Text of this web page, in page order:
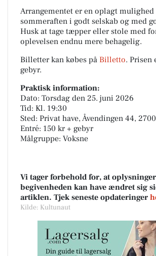
Arrangementet er en oplagt mulighed
sommeraften i godt selskab og med
Husk at tage tæpper eller stole med
oplevelsen endnu mere behagelig.
Billetter kan købes på Billetto. Prisen
gebyr.
Praktisk information:
Dato: Torsdag den 25. juni 2026
Tid: Kl. 19:30
Sted: Privat have, Åvendingen 44,
Entré: 150 kr + gebyr
Målgruppe: Voksne
Vi tager forbehold for, at
begivenheden kan have ændret sig
artiklen. Tjek seneste opdateringer
Kilde: Kultunaut